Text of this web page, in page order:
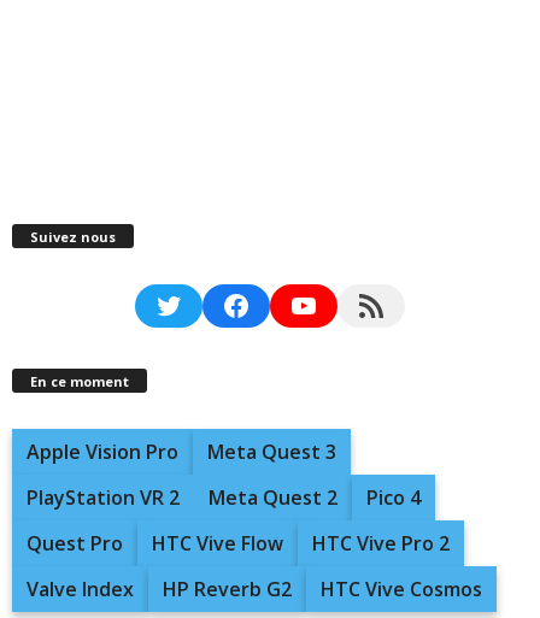
Suivez nous
TwitterFacebookYouTubeRSS Feed
En ce moment
Apple Vision Pro
Meta Quest 3
PlayStation VR 2
Meta Quest 2
Pico 4
Quest Pro
HTC Vive Flow
HTC Vive Pro 2
Valve Index
HP Reverb G2 HTC Vive Cosmos